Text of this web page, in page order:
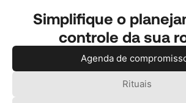
Simplifique o
controle da sua
Agenda de
Rituais